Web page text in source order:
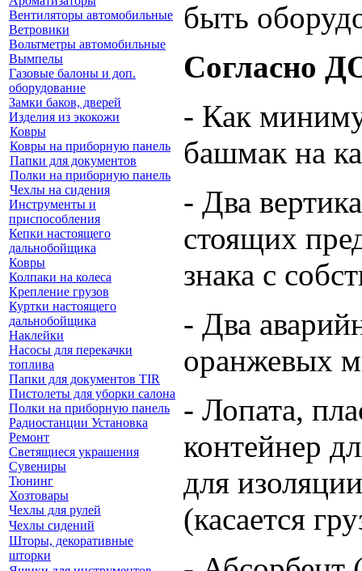
Вентиляторы автомобильные
Ветровики
Вольтметры автомобильные
Вымпелы
Газовые балоны и доп.
оборудование
Замки баков, дверей
Изделия из экокожи
Ковры
Ковры на приборную панель
Папки для документов
Полки на приборную панель
Чехлы на сидения
Инструменты и
приспособления
Кепки настоящего
дальнобойщика
Ковры
Колпаки на колеса
Крепление грузов
Куртки настоящего
дальнобойщика
Наклейки
Насосы для перекачки
топлива
Папки для документов TIR
Пистолеты для уборки салона
Полки на приборную панель
Радиостанции Установка
Ремонт
Светящиеся украшения
Сувениры
Тюнинг
Хозтовары
Чехлы для рулей
Чехлы сидений
Шторы, декоративные
шторки
быть
Согласно
- Как
башмак на
- Два
стоящих
знака с
- Два
оранжевых
- Лопата,
контейнер
для
(касается